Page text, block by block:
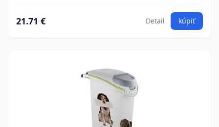
21.71 € Detail kúpiť